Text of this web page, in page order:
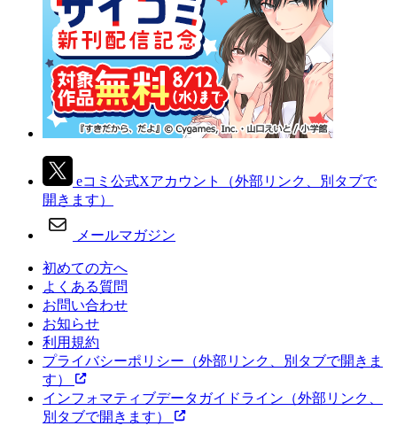
eコミ公式Xアカウント
（外部リンク、別タブで
開きます）
メールマガジン
初めての方へ
よくある質問
お問い合わせ
お知らせ
利用規約
プライバシーポリシー （外部リンク、別タブで開きま
す）
インフォマティブデータガイドライン （外部リンク、
別タブで開きます）